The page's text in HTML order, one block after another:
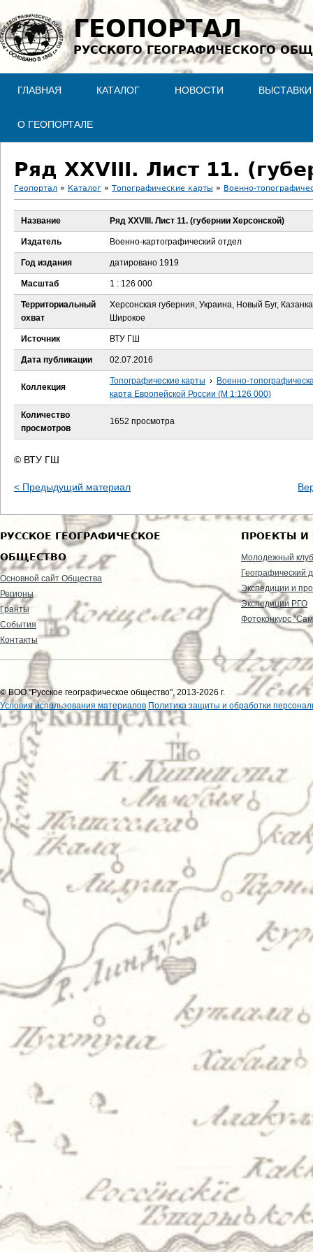
Jump to navigation
ГЕОПОРТАЛ
РУССКОГО ГЕОГРАФИЧЕСКОГО
ГЛАВНАЯ КАТАЛОГ НОВОСТИ ВЫСТАВКИ
О ГЕОПОРТАЛЕ
Ряд XXVIII. Лист 11.
В
ы
д
е
с
ь
Геопортал » Каталог » Топографические карты » Военно-
Название Ряд XXVIII. Лист 11. (губернии Херсонской)
Издатель Военно-картографический отдел
Год издания датировано 1919
Масштаб 1 : 126 000
Территориальный
охват
Херсонская губерния, Украина, Новый Буг,
Широкое
Источник ВТУ ГШ
Дата публикации 02.07.2016
Коллекция
Топографические карты › Военно-
карта Европейской России (М 1:126 000)
Количество
просмотров
1652 просмотра
© ВТУ ГШ
< Предыдущий материал
РУССКОЕ ГЕОГРАФИЧЕСКОЕ
ОБЩЕСТВО
Основной сайт Общества
Регионы
Гранты
События
Контакты
ПРОЕКТЫ И
Молодежный клуб
Географический
Экспедиции и
Экспедиции РГО
Фотоконкурс
© ВОО "Русское географическое общество", 2013-2026 г.
Условия использования материалов Политика защиты и обработки